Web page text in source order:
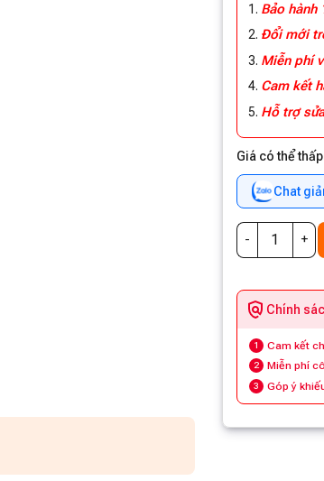
Bảo hành
Đổi mới
Miễn phí
Cam kết
Hỗ trợ
Giá có thể
Chat
Chính
1 Cam kết
2 Miễn phí
3 Góp ý